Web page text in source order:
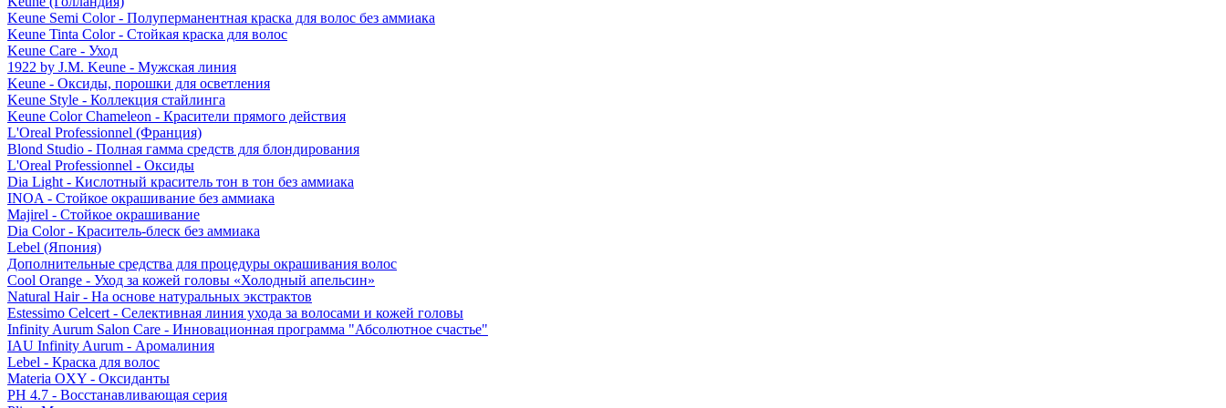
Keune Semi Color - Полуперманентная краска для волос без аммиака
Keune Tinta Color - Стойкая краска для волос
Keune Care - Уход
1922 by J.M. Keune - Мужская линия
Keune - Оксиды, порошки для осветления
Keune Style - Коллекция стайлинга
Keune Color Chameleon - Красители прямого действия
L'Oreal Professionnel (Франция)
Blond Studio - Полная гамма средств для блондирования
L'Oreal Professionnel - Оксиды
Dia Light - Кислотный краситель тон в тон без аммиака
INOA - Стойкое окрашивание без аммиака
Majirel - Стойкое окрашивание
Dia Color - Краситель-блеск без аммиака
Lebel (Япония)
Дополнительные средства для процедуры окрашивания волос
Cool Orange - Уход за кожей головы «Холодный апельсин»
Natural Hair - На основе натуральных экстрактов
Estessimo Celcert - Селективная линия ухода за волосами и кожей головы
Infinity Aurum Salon Care - Инновационная программа "Абсолютное счастье"
IAU Infinity Aurum - Аромалиния
Lebel - Краска для волос
Materia OXY - Оксиданты
PH 4.7 - Восстанавливающая серия